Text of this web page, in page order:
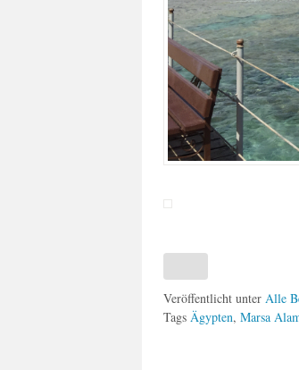
Veröffentlicht unter Alle
Tags Ägypten, Marsa